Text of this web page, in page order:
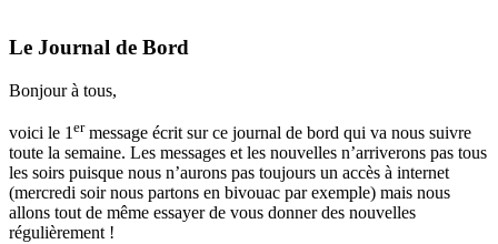
Le Journal de Bord
Bonjour à tous,
voici le 1 ermessage écrit sur ce journal de bord qui va nous suivre
toute la semaine. Les messages et les nouvelles n’arriverons pas tous
les soirs puisque nous n’aurons pas toujours un accès à internet
(mercredi soir nous partons en bivouac par exemple) mais nous
allons tout de même essayer de vous donner des nouvelles
régulièrement !